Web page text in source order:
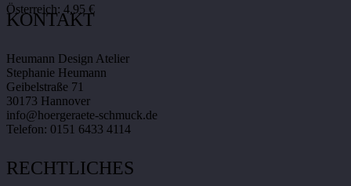
Österreich: 4,95 €
KONTAKT
Heumann Design Atelier
Stephanie Heumann
Geibelstraße 71
30173 Hannover
info@hoergeraete-schmuck.de
Telefon: 0151 6433 4114
RECHTLICHES